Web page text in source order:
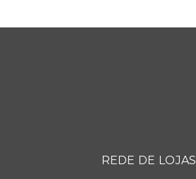
REDE DE LOJAS